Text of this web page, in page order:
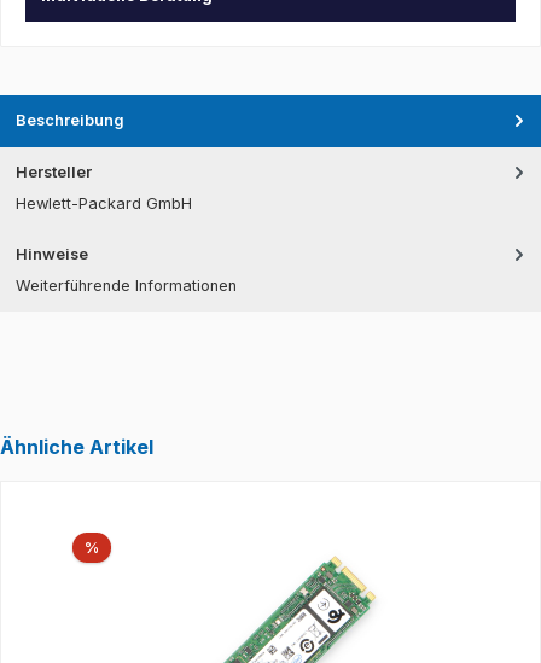
Beschreibung
Hersteller
Hewlett-Packard GmbH
Hinweise
Weiterführende Informationen
Ähnliche Artikel
%Rabatt